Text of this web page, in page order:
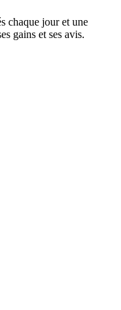
chaque jour et une
gains et ses avis.